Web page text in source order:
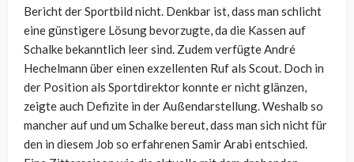
Bericht der Sportbild nicht. Denkbar ist, dass man schlicht
eine günstigere Lösung bevorzugte, da die Kassen auf
Schalke bekanntlich leer sind. Zudem verfügte André
Hechelmann über einen exzellenten Ruf als Scout. Doch in
der Position als Sportdirektor konnte er nicht glänzen,
zeigte auch Defizite in der Außendarstellung. Weshalb so
mancher auf und um Schalke bereut, dass man sich nicht für
den in diesem Job so erfahrenen Samir Arabi entschied.